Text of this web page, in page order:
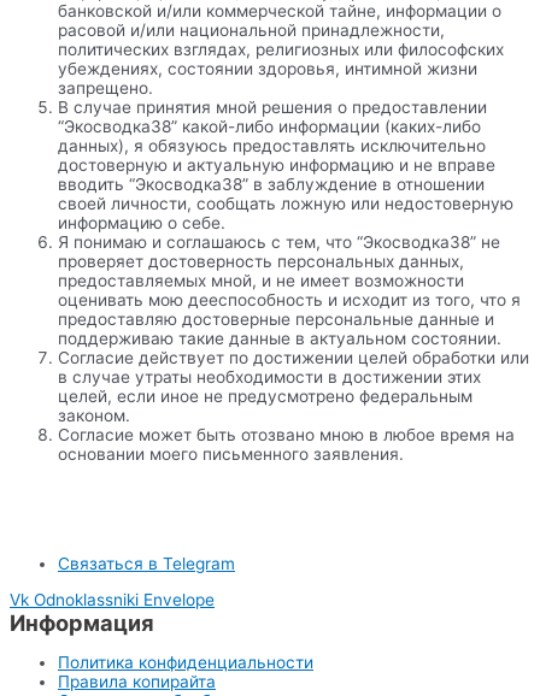
банковской и/или коммерческой тайне, информации о
расовой и/или национальной принадлежности,
политических взглядах, религиозных или философских
убеждениях, состоянии здоровья, интимной жизни
запрещено.
В случае принятия мной решения о предоставлении
“Экосводка38” какой-либо информации (каких-либо
данных), я обязуюсь предоставлять исключительно
достоверную и актуальную информацию и не вправе
вводить “Экосводка38” в заблуждение в отношении
своей личности, сообщать ложную или недостоверную
информацию о себе.
Я понимаю и соглашаюсь с тем, что “Экосводка38” не
проверяет достоверность персональных данных,
предоставляемых мной, и не имеет возможности
оценивать мою дееспособность и исходит из того, что я
предоставляю достоверные персональные данные и
поддерживаю такие данные в актуальном состоянии.
Согласие действует по достижении целей обработки или
в случае утраты необходимости в достижении этих
целей, если иное не предусмотрено федеральным
законом.
Согласие может быть отозвано мною в любое время на
основании моего письменного заявления.
Связаться в Telegram
Vk Odnoklassniki Envelope
Информация
Политика конфиденциальности
Правила копирайта